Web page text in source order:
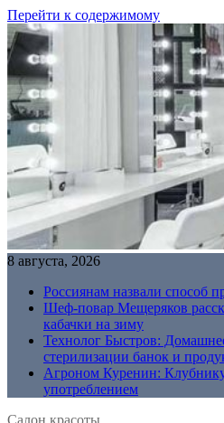
Перейти к содержимому
8 августа, 2026
Россиянам назвали способ
Шеф-повар Мещеряков
кабачки на зиму
Технолог Быстров:
стерилизации банок и
Агроном Куренин:
употреблением
Салон красоты